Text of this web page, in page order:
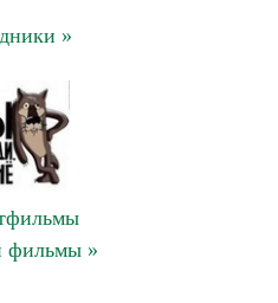
»
фильмы »